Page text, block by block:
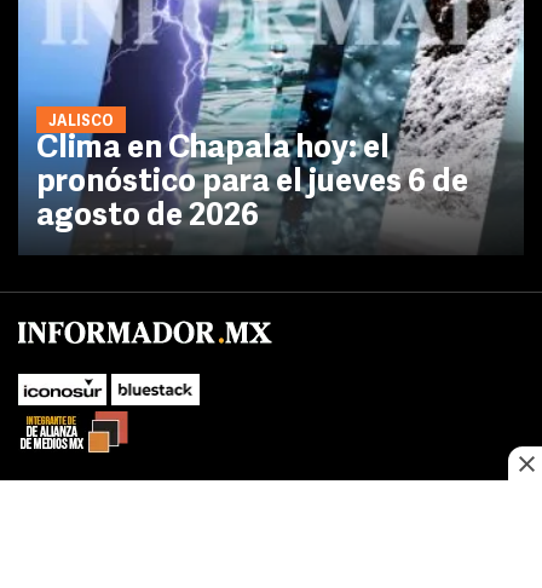
JALISCO
Clima en Chapala hoy: el
pronóstico para el jueves 6 de
agosto de 2026